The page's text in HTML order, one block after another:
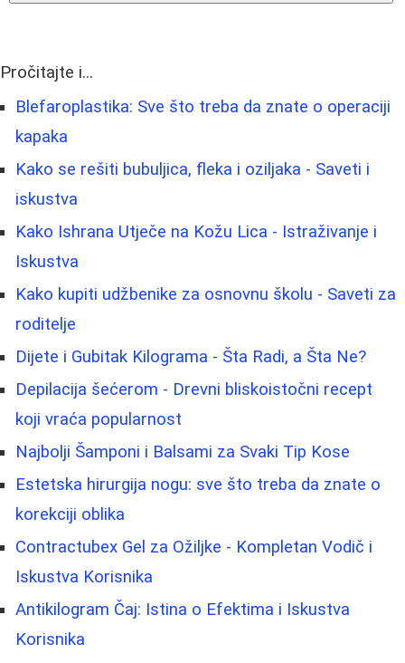
Pročitajte i...
Blefaroplastika: Sve što treba da znate o operaciji
kapaka
Kako se rešiti bubuljica, fleka i oziljaka - Saveti i
iskustva
Kako Ishrana Utječe na Kožu Lica - Istraživanje i
Iskustva
Kako kupiti udžbenike za osnovnu školu - Saveti za
roditelje
Dijete i Gubitak Kilograma - Šta Radi, a Šta Ne?
Depilacija šećerom - Drevni bliskoistočni recept
koji vraća popularnost
Najbolji Šamponi i Balsami za Svaki Tip Kose
Estetska hirurgija nogu: sve što treba da znate o
korekciji oblika
Contractubex Gel za Ožiljke - Kompletan Vodič i
Iskustva Korisnika
Antikilogram Čaj: Istina o Efektima i Iskustva
Korisnika